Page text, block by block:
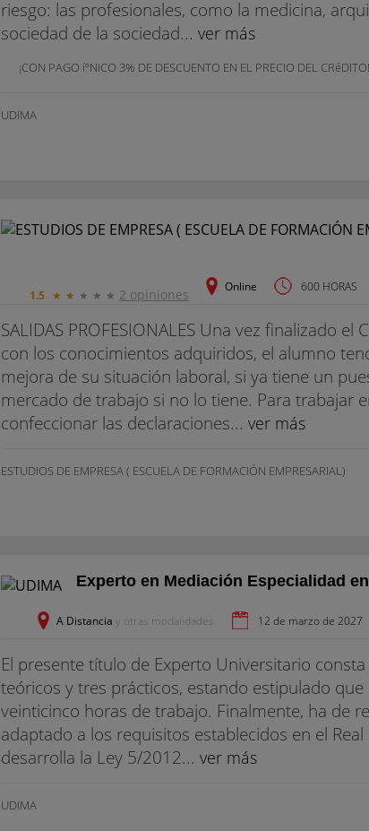
riesgo: las profesionales, como la medicina,
sociedad de la sociedad... ver más
¡CON PAGO íºNICO 3% DE DESCUENTO EN EL PRECIO DEL CRéDITO!
UDIMA
Online 600 HORAS
1.5 ★ ★ ★ ★ ★ 2 opiniones
SALIDAS PROFESIONALES Una vez finalizado
con los conocimientos adquiridos, el alumno
mejora de su situación laboral, si ya tiene un
mercado de trabajo si no lo tiene. Para trabajar
confeccionar las declaraciones... ver más
ESTUDIOS DE EMPRESA ( ESCUELA DE FORMACIÓN EMPRESARIAL)
Experto en Mediación Especialidad
A Distancia y otras modalidades 12 de marzo de 2027
El presente título de Experto Universitario
teóricos y tres prácticos, estando estipulado
veinticinco horas de trabajo. Finalmente, ha de
adaptado a los requisitos establecidos en el
desarrolla la Ley 5/2012... ver más
UDIMA